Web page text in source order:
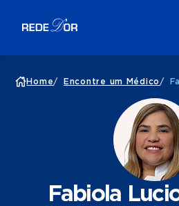
Home/ Encontre um Médico /
Fabiola